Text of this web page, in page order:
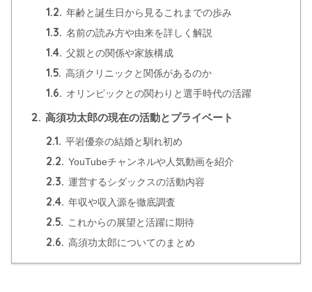
1.2. 年齢と誕生日から見るこれまでの歩み
1.3. 名前の読み方や由来を詳しく解説
1.4. 父親との関係や家族構成
1.5. 高須クリニックと関係があるのか
1.6. オリンピックとの関わりと選手時代の活躍
2. 高須功太郎の現在の活動とプライベート
2.1. 平岩優奈の結婚と馴れ初め
2.2. YouTubeチャンネルや人気動画を紹介
2.3. 運営するシダックスの活動内容
2.4. 年収や収入源を徹底調査
2.5. これからの展望と活躍に期待
2.6. 高須功太郎についてのまとめ